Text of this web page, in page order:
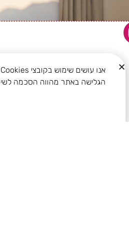
אנו עושים שימוש בקובצי Cookies
הגלישה באתר מהווה הסכמה